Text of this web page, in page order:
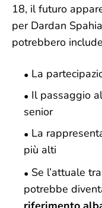
18, il futuro
per Dardan
potrebbero
La
Il passaggio
senior
La
più alti
Se l’attuale
potrebbe